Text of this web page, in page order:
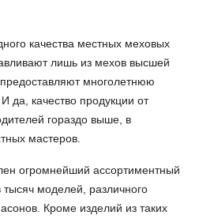
качества местных меховых
лишь из мехов высшей
многолетнюю
да, качество продукции от
гораздо выше, в
мастеров.
огромнейший ассортиментный
тысяч моделей, различного
Кроме изделий из таких